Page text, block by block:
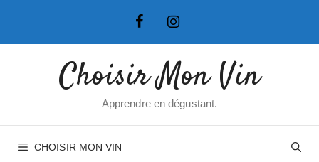
Choisir Mon Vin
Apprendre en dégustant.
CHOISIR MON VIN